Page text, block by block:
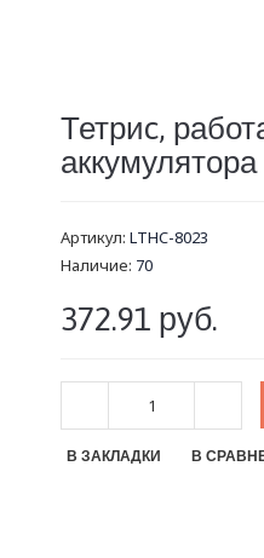
Тетриc,
Артикул: LTHC-8023
Наличие: 70
372.91 руб.
В ЗАКЛАДКИ В